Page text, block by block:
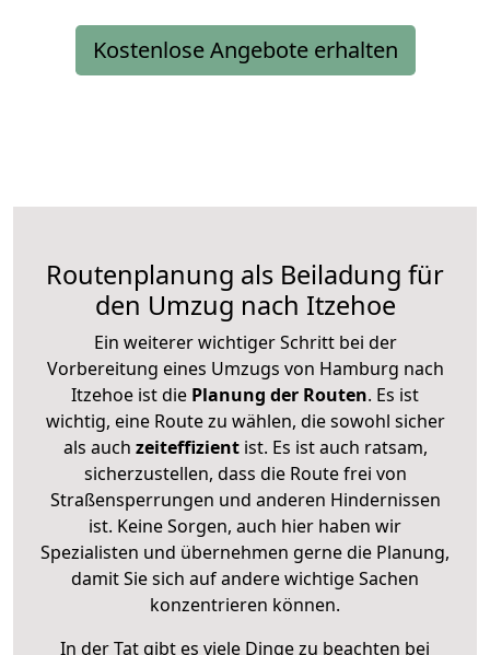
Kostenlose Angebote erhalten
Routenplanung als Beiladung für
den Umzug nach Itzehoe
Ein weiterer wichtiger Schritt bei der
Vorbereitung eines Umzugs von Hamburg nach
Itzehoe ist die Planung der Routen. Es ist
wichtig, eine Route zu wählen, die sowohl sicher
als auch zeiteffizientist. Es ist auch ratsam,
sicherzustellen, dass die Route frei von
Straßensperrungen und anderen Hindernissen
ist. Keine Sorgen, auch hier haben wir
Spezialisten und übernehmen gerne die Planung,
damit Sie sich auf andere wichtige Sachen
konzentrieren können.
In der Tat gibt es viele Dinge zu beachten bei